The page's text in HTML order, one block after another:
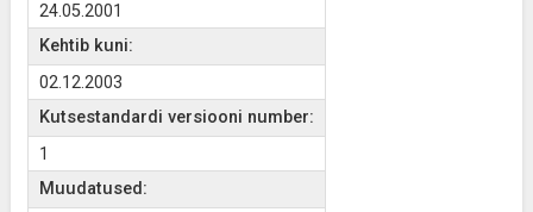
24.05.2001
Kehtib kuni:
02.12.2003
Kutsestandardi versiooni number:
1
Muudatused: